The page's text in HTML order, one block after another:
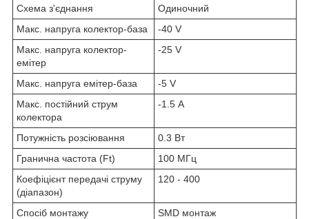
Схема з'єднання
Одиночний
Макс. напруга колектор-база
-40 V
Макс. напруга колектор-
емітер
-25 V
Макс. напруга емітер-база
-5 V
Макс. постійний струм
колектора
-1.5 А
Потужність розсіювання
0.3 Вт
Гранична частота (Ft)
100 МГц
Коефіцієнт передачі струму
(діапазон)
120 - 400
Спосіб монтажу
SMD монтаж